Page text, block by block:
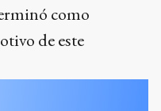
como
de este